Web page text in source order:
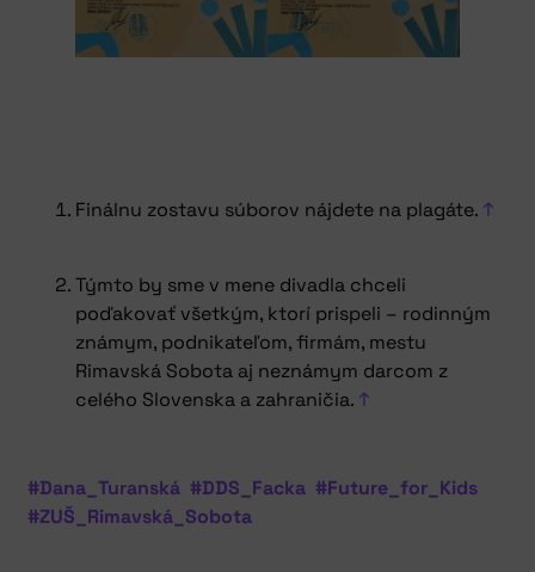
Finálnu zostavu súborov nájdete na plagáte. ↑
Týmto by sme v mene divadla chceli
poďakovať všetkým, ktorí prispeli – rodinným
známym, podnikateľom, firmám, mestu
Rimavská Sobota aj neznámym darcom z
celého Slovenska a zahraničia. ↑
#Dana_Turanská #DDS_Facka #Future_for_Kids
#ZUŠ_Rimavská_Sobota